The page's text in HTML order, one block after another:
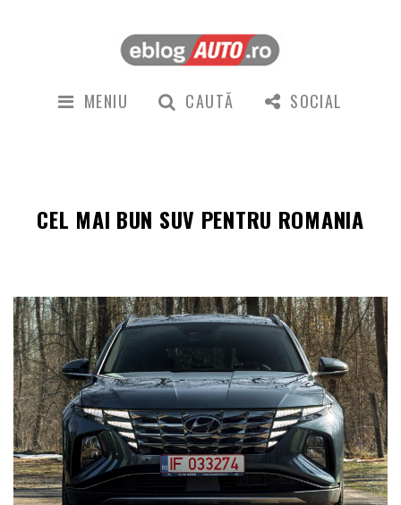
MENIU CAUTĂ SOCIAL
CEL MAI BUN SUV PENTRU ROMANIA